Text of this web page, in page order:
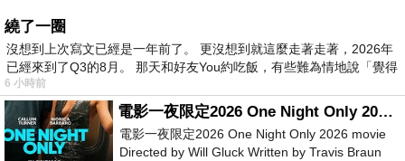
繞了一圈
沒想到上次寫文已經是一年前了。 更沒想到就這麼走著走著，2026年
已經來到了Q3的8月。 那天和好友You約吃飯，有些難為情地說「覺得
6 小時前
電影一夜限定2026 One Night Only 2026 movie
電影一夜限定2026 One Night Only 2026 movie
Directed by Will Gluck Written by Travis Braun